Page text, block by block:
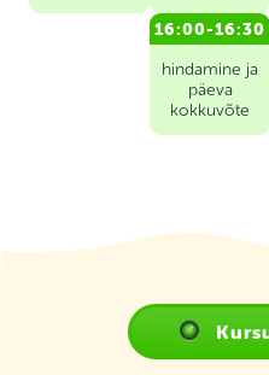
16:00-16:30
hindamine ja
päeva
kokkuvõte